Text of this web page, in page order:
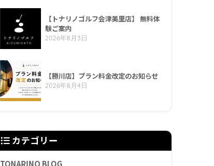
【トナリノゴルフ会津美里店】 無料体
験ご案内
2026年8月3日
【勝川店】プラン料金改定のお知らせ
2026年8月4日
カテゴリー
TONARINO BLOG